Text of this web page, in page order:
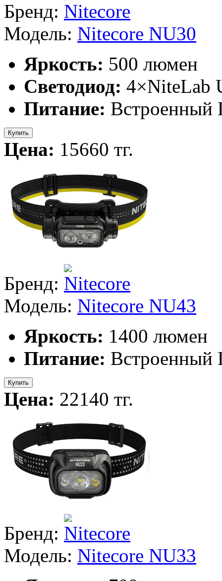
Бренд:
Модель: Nitecore NU30
Яркость: 500 люмен
Светодиод: 4×NiteLab
Питание: Встроенный
Купить
Цена: 15660 тг.
Бренд:
Модель: Nitecore NU43
Яркость: 1400 люмен
Питание: Встроенный
Купить
Цена: 22140 тг.
Бренд:
Модель: Nitecore NU33